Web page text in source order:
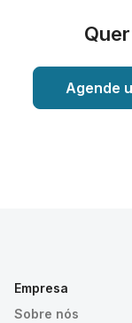
Agende
Empresa
Sobre nós